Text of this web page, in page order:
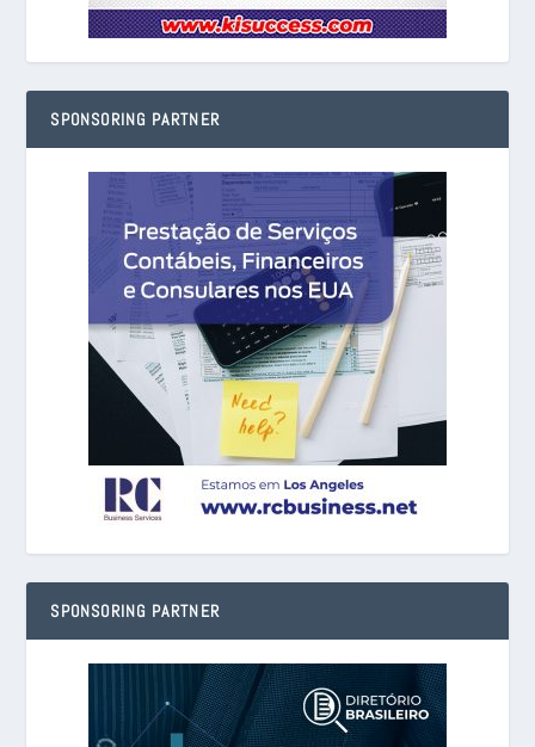
SPONSORING PARTNER
SPONSORING PARTNER